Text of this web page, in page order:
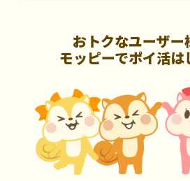
おトクなユーザー
モッピーでポイ活は